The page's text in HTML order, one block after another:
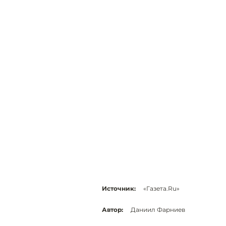
Источник: «Газета.Ru»
Автор: Даниил Фарниев